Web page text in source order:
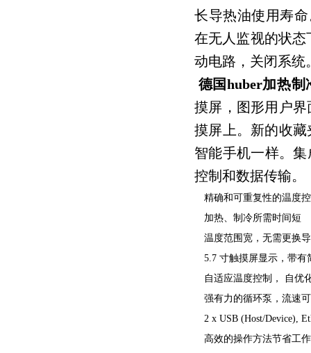
长导热油使用寿
在无人监视的状
动电路，关闭系
德国huber加热制
摸屏，图形用户
摸屏上。新的收
智能手机一样。
控制和数据传输。
精确和可重复性的温度
加热、制冷所需时间短
温度范围宽，无需更换
5.7 寸触摸屏显示，带
自适应温度控制， 自优
强有力的循环泵，流速
2 x USB (Host/Device),
高效的操作方法节省工